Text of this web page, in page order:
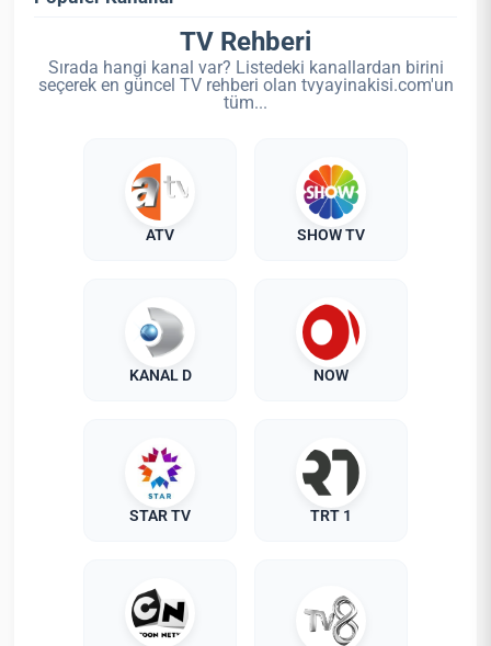
TV Rehberi
Sırada hangi kanal var? Listedeki kanallardan birini
seçerek en güncel TV rehberi olan tvyayinakisi.com'un
tüm...
ATV SHOW TV
KANAL D NOW
STAR TV TRT 1